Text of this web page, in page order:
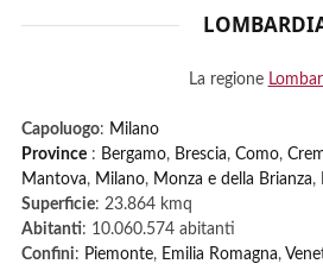
La regione
Capoluogo: Milano
Province : Bergamo, Brescia, Como,
Mantova, Milano, Monza e della Brianza,
Superficie: 23.864 kmq
Abitanti: 10.060.574 abitanti
Confini: Piemonte, Emilia Romagna,